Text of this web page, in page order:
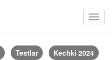
Testlar
Kechki 2024